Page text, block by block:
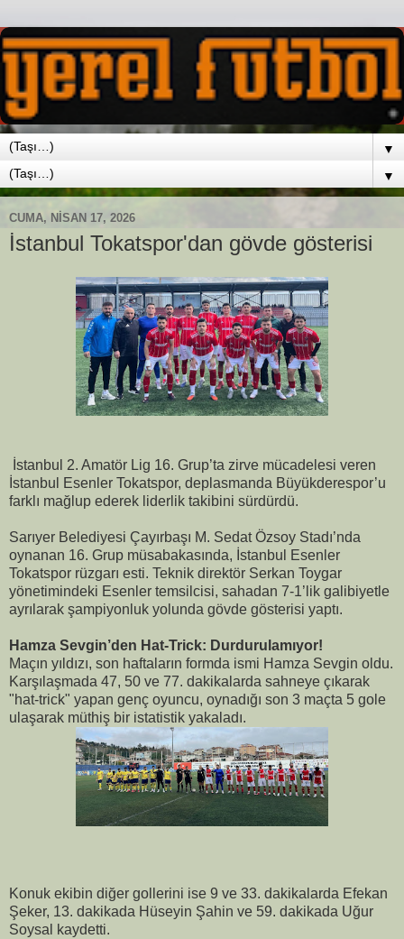
▼
▼
CUMA, NISAN 17, 2026
İstanbul Tokatspor'dan gövde gösterisi
İstanbul 2. Amatör Lig 16. Grup’ta zirve mücadelesi veren
İstanbul Esenler Tokatspor, deplasmanda Büyükderespor’u
farklı mağlup ederek liderlik takibini sürdürdü.
Sarıyer Belediyesi Çayırbaşı M. Sedat Özsoy Stadı’nda
oynanan 16. Grup müsabakasında, İstanbul Esenler
Tokatspor rüzgarı esti. Teknik direktör Serkan Toygar
yönetimindeki Esenler temsilcisi, sahadan 7-1’lik galibiyetle
ayrılarak şampiyonluk yolunda gövde gösterisi yaptı.
Hamza Sevgin’den Hat-Trick: Durdurulamıyor!
Maçın yıldızı, son haftaların formda ismi Hamza Sevgin oldu.
Karşılaşmada 47, 50 ve 77. dakikalarda sahneye çıkarak
"hat-trick" yapan genç oyuncu, oynadığı son 3 maçta 5 gole
ulaşarak müthiş bir istatistik yakaladı.
Konuk ekibin diğer gollerini ise 9 ve 33. dakikalarda Efekan
Şeker, 13. dakikada Hüseyin Şahin ve 59. dakikada Uğur
Soysal kaydetti.